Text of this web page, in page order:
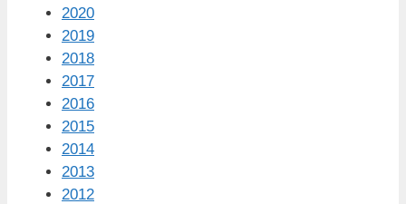
2020
2019
2018
2017
2016
2015
2014
2013
2012